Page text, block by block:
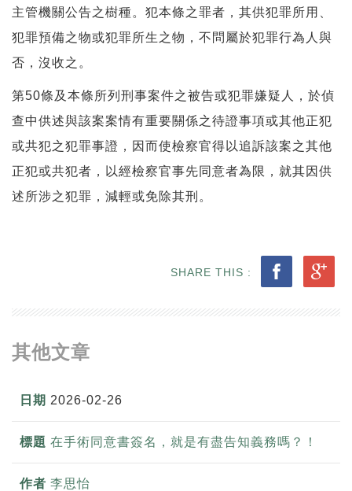
主管機關公告之樹種。犯本條之罪者，其供犯罪所用、
犯罪預備之物或犯罪所生之物，不問屬於犯罪行為人與
否，沒收之。
第50條及本條所列刑事案件之被告或犯罪嫌疑人，於偵
查中供述與該案案情有重要關係之待證事項或其他正犯
或共犯之犯罪事證，因而使檢察官得以追訴該案之其他
正犯或共犯者，以經檢察官事先同意者為限，就其因供
述所涉之犯罪，減輕或免除其刑。
SHARE THIS :
其他文章
2026-02-26
在手術同意書簽名，就是有盡告知義務嗎？！
李思怡